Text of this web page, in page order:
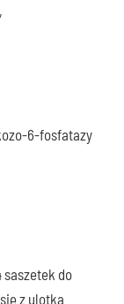
6-fosfatazy
saszetek do
z ulotką